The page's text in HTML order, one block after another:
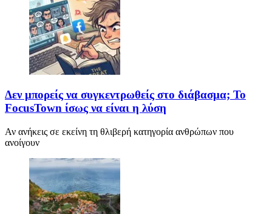
Δεν μπορείς να συγκεντρωθείς στο διάβασμα; Το
FocusTown ίσως να είναι η λύση
Αν ανήκεις σε εκείνη τη θλιβερή κατηγορία ανθρώπων που
ανοίγουν